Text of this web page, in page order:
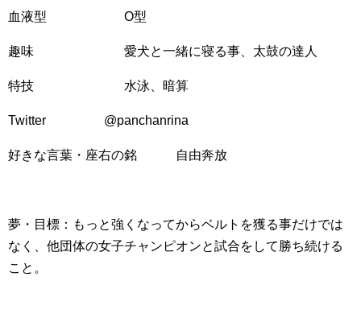
血液型 O型
趣味 愛犬と一緒に寝る事、太鼓の達人
特技 水泳、暗算
Twitter @panchanrina
好きな言葉・座右の銘 自由奔放
夢・目標：もっと強くなってからベルトを獲る事だけでは
なく、他団体の女子チャンピオンと試合をして勝ち続ける
こと。